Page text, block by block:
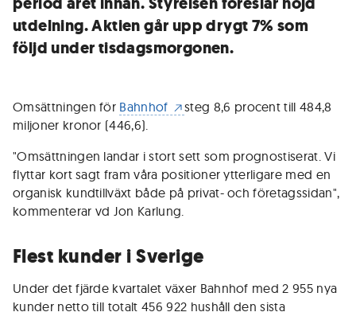
utdelning. Aktien går upp drygt 7% som
följd under tisdagsmorgonen.
Omsättningen för Bahnhof
steg 8,6 procent till 484,8
miljoner kronor (446,6).
"Omsättningen landar i stort sett som prognostiserat. Vi
flyttar kort sagt fram våra positioner ytterligare med en
organisk kundtillväxt både på privat- och företagssidan",
kommenterar vd Jon Karlung.
Flest kunder i Sverige
Under det fjärde kvartalet växer Bahnhof med 2 955 nya
kunder netto till totalt 456 922 hushåll den sista